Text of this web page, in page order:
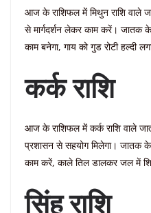
आज के राशिफल में मिथुन राशि वाले
से मार्गदर्शन लेकर काम करें। जातक
काम बनेगा, गाय को गुड रोटी हल्दी
कर्क राशि
आज के राशिफल में कर्क राशि वाले
प्रशासन से सहयोग मिलेगा। जातक के
काम करें, काले तिल डालकर जल में
सिंह राशि